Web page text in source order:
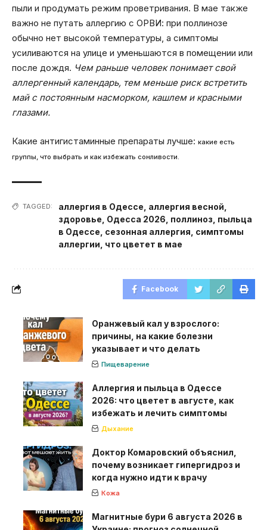
пыли и продумать режим проветривания. В мае также
важно не путать аллергию с ОРВИ: при поллинозе
обычно нет высокой температуры, а симптомы
усиливаются на улице и уменьшаются в помещении или
после дождя. Чем раньше человек понимает свой
аллергенный календарь, тем меньше риск встретить
май с постоянным насморком, кашлем и красными
глазами.
Какие антигистаминные препараты лучше: какие есть
группы, что выбрать и как избежать сонливости.
TAGGED: аллергия в Одессе аллергия весной
здоровье Одесса 2026 поллиноз пыльца
в Одессе сезонная аллергия симптомы
аллергии что цветет в мае
Facebook
Оранжевый кал у взрослого:
причины, на какие болезни
указывает и что делать
Пищеварение
Аллергия и пыльца в Одессе
2026: что цветет в августе, как
избежать и лечить симптомы
Дыхание
Доктор Комаровский объяснил,
почему возникает гипергидроз и
когда нужно идти к врачу
Кожа
Магнитные бури 6 августа 2026 в